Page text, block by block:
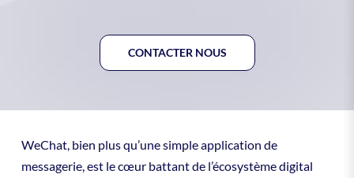
CONTACTER NOUS
WeChat, bien plus qu’une simple application de
messagerie, est le cœur battant de l’écosystème digital